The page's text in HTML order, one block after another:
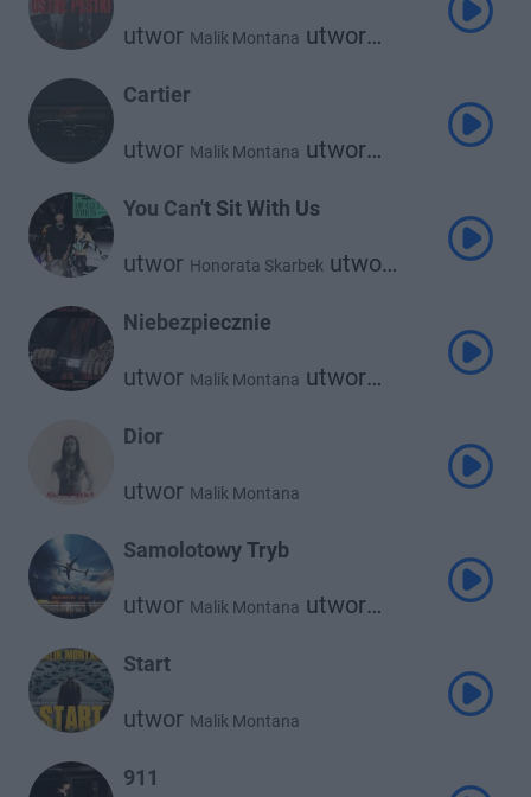
utwor Malik Montana utwor
Cartier
utwor Malik Montana utwor
utwor Josef Bratan
You Can't Sit With Us
utwor Honorata Skarbek utwor
Niebezpiecznie
utwor Malik Montana utwor
Dior
utwor Malik Montana
Samolotowy Tryb
utwor Malik Montana utwor
Start
utwor Malik Montana
911